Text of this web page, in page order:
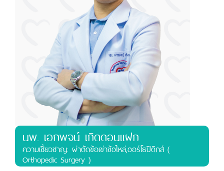
นพ. เอกพจน์ เกิดดอนแฝก
ความเชี่ยวชาญ: ผ่าตัดข้อเข่าข้อไหล่,ออร์โธปิดิกส์ (
Orthopedic Surgery )